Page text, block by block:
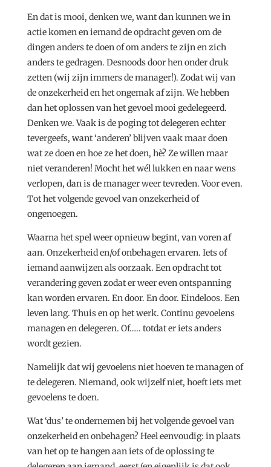
En dat is mooi, denken we, want dan kunnen we in
actie komen en iemand de opdracht geven om de
dingen anders te doen of om anders te zijn en zich
anders te gedragen. Desnoods door hen onder druk
zetten (wij zijn immers de manager!). Zodat wij van
de onzekerheid en het ongemak af zijn. We hebben
dan het oplossen van het gevoel mooi gedelegeerd.
Denken we. Vaak is de poging tot delegeren echter
tevergeefs, want ‘anderen’ blijven vaak maar doen
wat ze doen en hoe ze het doen, hè? Ze willen maar
niet veranderen! Mocht het wél lukken en naar wens
verlopen, dan is de manager weer tevreden. Voor even.
Tot het volgende gevoel van onzekerheid of
ongenoegen.
Waarna het spel weer opnieuw begint, van voren af
aan. Onzekerheid en/of onbehagen ervaren. Iets of
iemand aanwijzen als oorzaak. Een opdracht tot
verandering geven zodat er weer even ontspanning
kan worden ervaren. En door. En door. Eindeloos. Een
leven lang. Thuis en op het werk. Continu gevoelens
managen en delegeren. Of….. totdat er iets anders
wordt gezien.
Namelijk dat wij gevoelens niet hoeven te managen of
te delegeren. Niemand, ook wijzelf niet, hoeft iets met
gevoelens te doen.
Wat ‘dus’ te ondernemen bij het volgende gevoel van
onzekerheid en onbehagen? Heel eenvoudig: in plaats
van het op te hangen aan iets of de oplossing te